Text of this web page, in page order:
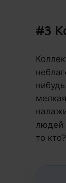
#3
людей
то кто?